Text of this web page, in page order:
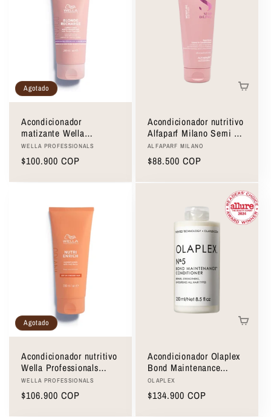
Agotado
Acondicionador
matizante Wella
Professionals Blonde
Recharge Conditioner
200ml
Proveedor:
WELLA PROFESSIONALS
Precio
$100.900 COP
Acondicionador nutritivo
Alfaparf Milano Semi Di
Lino Nutritive Leave-In
Conditioner 200ml
Proveedor:
ALFAPARF MILANO
Precio
$88.500 COP
Agotado
Acondicionador nutritivo
Wella Professionals
Nutri-Enrich 200ml
Proveedor:
WELLA PROFESSIONALS
Precio
$106.900 COP
Acondicionador Olaplex
Bond Maintenance
Conditioner #5 250ml
Proveedor:
OLAPLEX
Precio
$134.900 COP